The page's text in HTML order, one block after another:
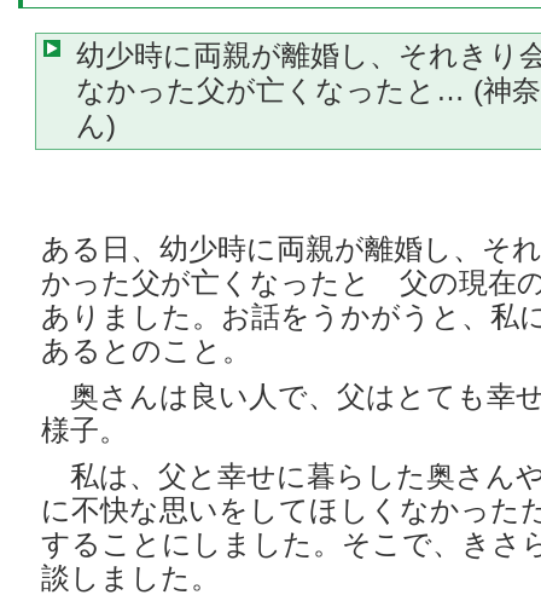
幼少時に両親が離婚し、それきり
なかった父が亡くなったと… (神
ん)
ある日、幼少時に両親が離婚し、そ
かった父が亡くなったと 父の現在
ありました。お話をうかがうと、私
あるとのこと。
奥さんは良い人で、父はとても幸
様子。
私は、父と幸せに暮らした奥さん
に不快な思いをしてほしくなかった
することにしました。そこで、きさ
談しました。